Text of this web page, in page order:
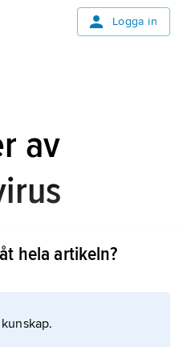
Logga in
av
inte blir immun mot
flera gånger.
hela artikeln?